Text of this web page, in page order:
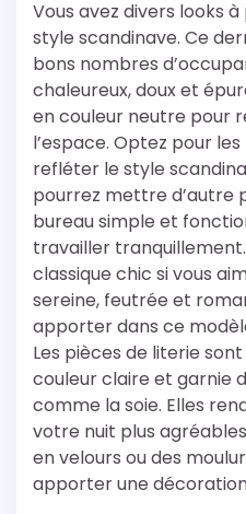
Vous avez divers looks
style scandinave. Ce
bons nombres
chaleureux, doux et
en couleur neutre pour
l’espace. Optez pour
refléter le style
pourrez mettre d’autre
bureau simple et
travailler
classique chic si vous
sereine, feutrée et
apporter dans ce
Les pièces de literie
couleur claire et garnie
comme la soie. Elles
votre nuit plus
en velours ou des
apporter une